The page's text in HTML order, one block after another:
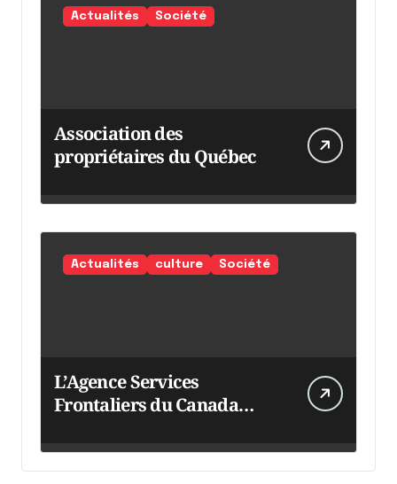
Actualités Société
Association des
propriétaires du Québec
Actualités culture Société
L’Agence Services
Frontaliers du Canada